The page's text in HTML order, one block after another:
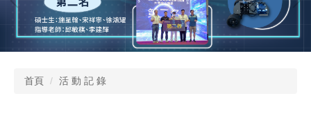
首頁 活 動 記 錄